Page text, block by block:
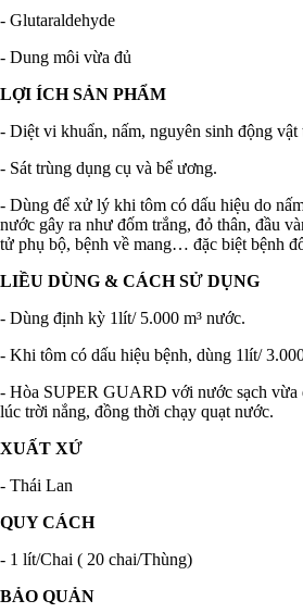
- Glutaraldehyde
- Dung môi vừa đủ
LỢI ÍCH SẢN PHẨM
- Diệt vi khuẩn, nấm, nguyên sinh động
- Sát trùng dụng cụ và bể ương.
- Dùng để xử lý khi tôm có dấu hiệu do
nước gây ra như đốm trắng, đỏ thân, đầu
tử phụ bộ, bệnh về mang… đặc biệt bệnh
LIỀU DÙNG & CÁCH SỬ DỤNG
- Dùng định kỳ 1lít/ 5.000 m³ nước.
- Khi tôm có dấu hiệu bệnh, dùng 1lít/
- Hòa SUPER GUARD với nước sạch vừa
lúc trời nắng, đồng thời chạy quạt nước.
XUẤT XỨ
- Thái Lan
QUY CÁCH
- 1 lít/Chai ( 20 chai/Thùng)
BẢO QUẢN